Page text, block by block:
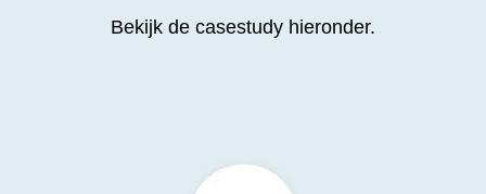
Bekijk de casestudy hieronder.